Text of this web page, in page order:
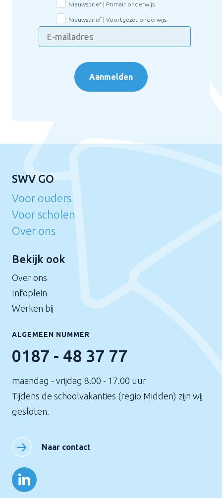
Aanmelden
Nieuwsbrief | Primair onderwijs
Nieuwsbrief | Voortgezet onderwijs
SWV GO
Voor ouders
Voor scholen
Over ons
Bekijk ook
Over ons
Infoplein
Werken bij
ALGEMEEN NUMMER
0187 - 48 37 77
maandag - vrijdag 8.00 - 17.00 uur
Tijdens de schoolvakanties (regio Midden) zijn wij
gesloten.
Naar contact